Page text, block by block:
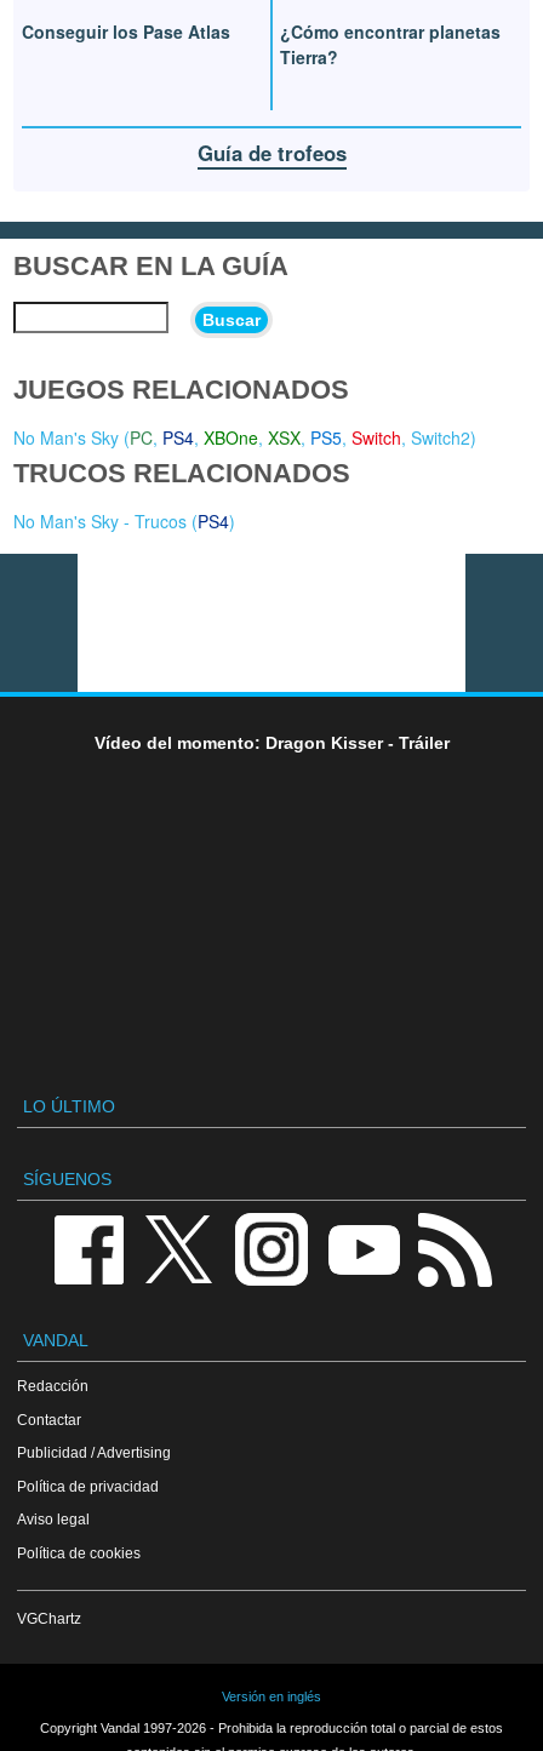
Conseguir los Pase Atlas
¿Cómo encontrar planetas
Tierra?
Guía de trofeos
BUSCAR EN LA GUÍA
Buscar
JUEGOS RELACIONADOS
No Man's Sky (PC, PS4,XBOne,XSX, PS5,Switch,Switch2)
TRUCOS RELACIONADOS
No Man's Sky - Trucos (PS4)
Vídeo del momento: Dragon Kisser - Tráiler
LO ÚLTIMO
SÍGUENOS
VANDAL
Redacción
Contactar
Publicidad / Advertising
Política de privacidad
Aviso legal
Política de cookies
VGChartz
Versión en inglés
Copyright Vandal 1997-2026 - Prohibida la reproducción total o parcial de estos